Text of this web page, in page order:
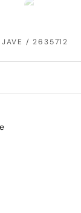
/ 2635712